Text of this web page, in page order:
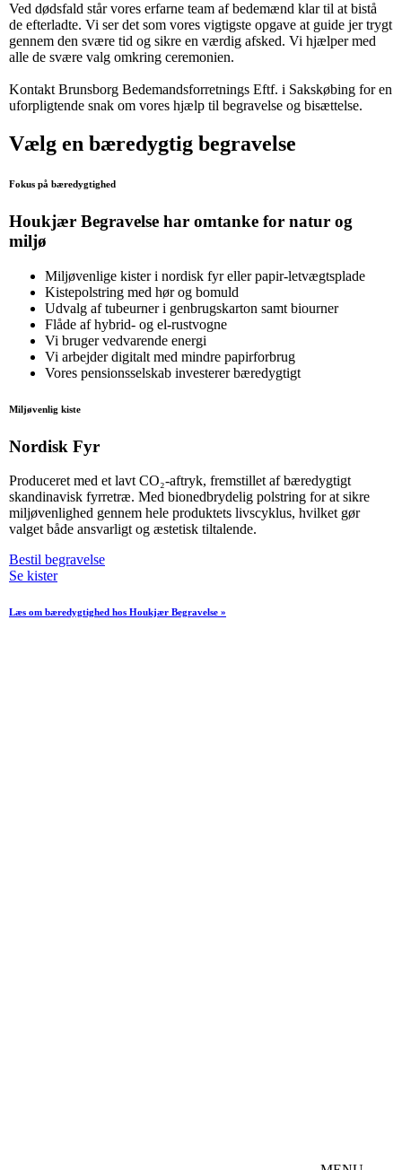
Ved dødsfald står vores erfarne team af bedemænd klar til at bistå
de efterladte. Vi ser det som vores vigtigste opgave at guide jer trygt
gennem den svære tid og sikre en værdig afsked. Vi hjælper med
alle de svære valg omkring ceremonien.
Kontakt Brunsborg Bedemandsforretnings Eftf. i Sakskøbing for en
uforpligtende snak om vores hjælp til begravelse og bisættelse.
Vælg en bæredygtig begravelse
Fokus på bæredygtighed
Houkjær Begravelse har omtanke for natur og
miljø
Miljøvenlige kister i nordisk fyr eller papir-letvægtsplade
Kistepolstring med hør og bomuld
Udvalg af tubeurner i genbrugskarton samt biourner
Flåde af hybrid- og el-rustvogne
Vi bruger vedvarende energi
Vi arbejder digitalt med mindre papirforbrug
Vores pensionsselskab investerer bæredygtigt
Miljøvenlig kiste
Nordisk Fyr
Produceret med et lavt CO₂-aftryk, fremstillet af bæredygtigt
skandinavisk fyrretræ. Med bionedbrydelig polstring for at sikre
miljøvenlighed gennem hele produktets livscyklus, hvilket gør
valget både ansvarligt og æstetisk tiltalende.
Bestil begravelse
Se kister
Læs om bæredygtighed hos Houkjær Begravelse »